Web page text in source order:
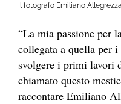
Il fotografo Emiliano Allegrezza
“La mia passione per
collegata a quella per
svolgere i primi lavori
chiamato questo
raccontare Emiliano